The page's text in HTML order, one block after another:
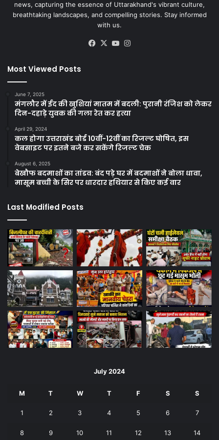
news, capturing the essence of Uttarakhand's vibrant culture,
breathtaking landscapes, and compelling stories. Stay informed
with us.
Facebook
X YouTube
Most Viewed Posts
June 7, 2025
मंगलौर में ईद की खुशियां मातम में बदली: पुरानी रंजिश को लेकर
दिन-दहाड़े युवक की गला रेत कर हत्या
April 29, 2024
कल होगा उत्तराखंड बोर्ड 10वीं-12वीं का रिजल्ट घोषित, इस
वेबसाइट पर इतने बजे कर सकेंगे रिजल्ट चेक
August 6, 2025
बेखौफ बदमाशों का तांडव: बंद पड़े घर में बदमाशों ने बोला धावा,
मासूम बच्ची के सिर पर धारदार हथियार से किए कई वार
Last Modified Posts
July 2024
M T W T F S S
1 2 3 4 5 6 7
8 9 10 11 12 13 14